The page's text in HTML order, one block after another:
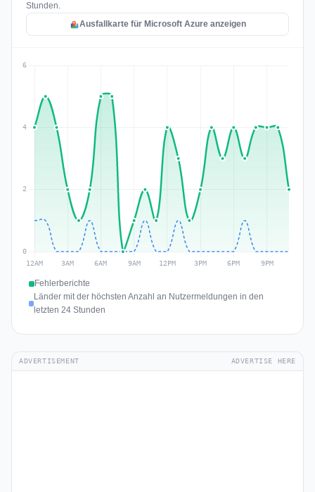
Stunden.
Ausfallkarte für Microsoft Azure anzeigen
Fehlerberichte
Länder mit der höchsten Anzahl an Nutzermeldungen in den
letzten 24 Stunden
ADVERTISEMENT ADVERTISE HERE